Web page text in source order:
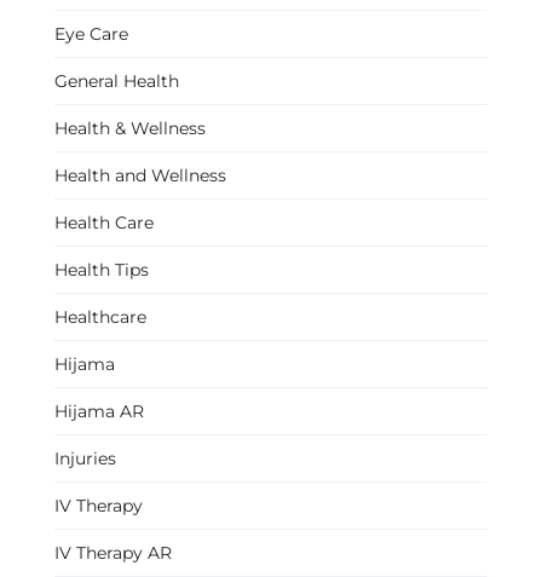
Eye Care
General Health
Health & Wellness
Health and Wellness
Health Care
Health Tips
Healthcare
Hijama
Hijama AR
Injuries
IV Therapy
IV Therapy AR